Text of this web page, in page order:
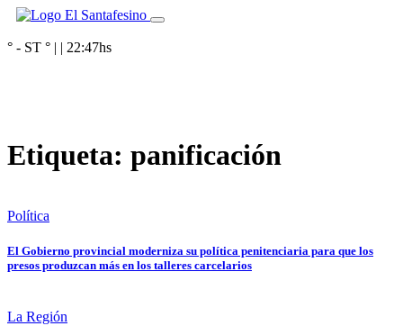
° - ST ° | | 22:47hs
Etiqueta: panificación
Política
El Gobierno provincial moderniza su política penitenciaria para que los
presos produzcan más en los talleres carcelarios
La Región